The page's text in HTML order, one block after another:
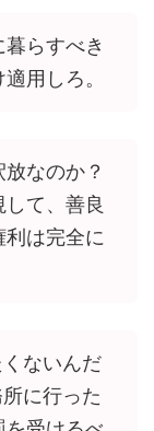
らすべき
用しろ。
なのか？
て、善良
は完全に
ないんだ
に行った